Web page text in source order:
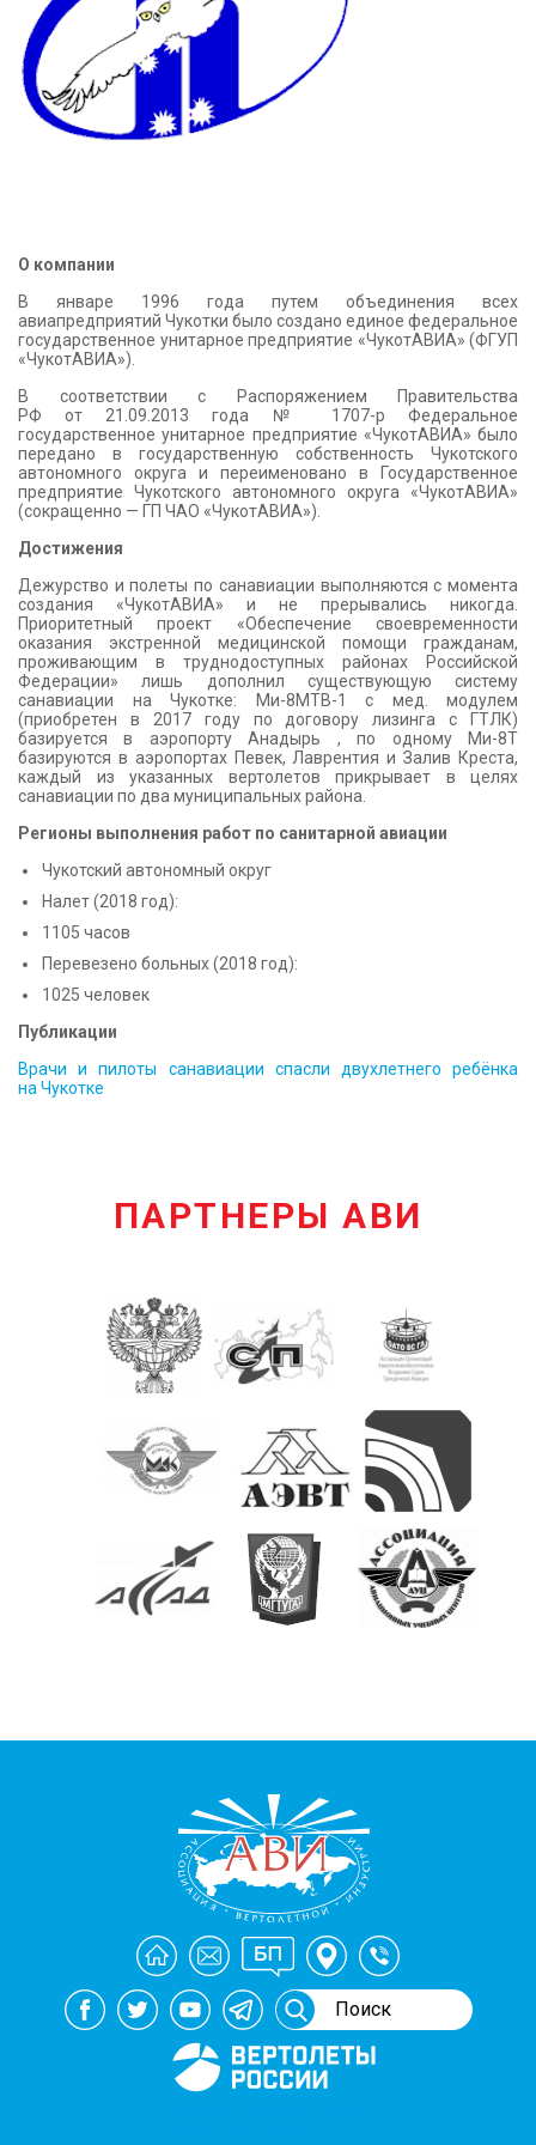
КОНТАКТЫ
О компании
В январе 1996 года путем объединения всех
авиапредприятий Чукотки было создано единое федеральное
государственное унитарное предприятие «ЧукотАВИА» (ФГУП
«ЧукотАВИА»).
В соответствии с Распоряжением Правительства
РФ от 21.09.2013 года № 1707-р Федеральное
государственное унитарное предприятие «ЧукотАВИА» было
передано в государственную собственность Чукотского
автономного округа и переименовано в Государственное
предприятие Чукотского автономного округа «ЧукотАВИА»
(сокращенно — ГП ЧАО «ЧукотАВИА»).
Достижения
Дежурство и полеты по санавиации выполняются с момента
создания «ЧукотАВИА» и не прерывались никогда.
Приоритетный проект «Обеспечение своевременности
оказания экстренной медицинской помощи гражданам,
проживающим в труднодоступных районах Российской
Федерации» лишь дополнил существующую систему
санавиации на Чукотке: Ми-8МТВ-1 с мед. модулем
(приобретен в 2017 году по договору лизинга с ГТЛК)
базируется в аэропорту Анадырь , по одному Ми-8Т
базируются в аэропортах Певек, Лаврентия и Залив Креста,
каждый из указанных вертолетов прикрывает в целях
санавиации по два муниципальных района.
Регионы выполнения работ по санитарной авиации
Чукотский автономный округ
Налет (2018 год):
1105 часов
Перевезено больных (2018 год):
1025 человек
Публикации
Врачи и пилоты санавиации спасли двухлетнего ребёнка
на Чукотке
ПАРТНЕРЫ АВИ